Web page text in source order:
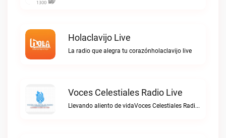
Holaclavijo Live
La radio que alegra tu corazónholaclavijo live
Voces Celestiales Radio Live
Llevando aliento de vidaVoces Celestiales Radio live